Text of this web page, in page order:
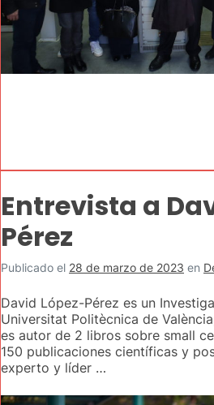
Entrevista a
Pérez
Publicado el 28 de marzo de 2023 en
David López-Pérez es un
Universitat Politècnica de
es autor de 2 libros sobre small
150 publicaciones científicas y
experto y líder …